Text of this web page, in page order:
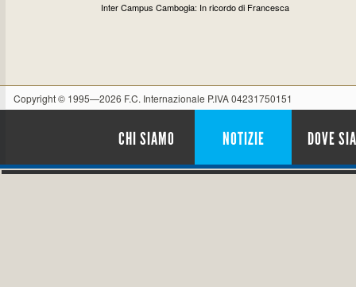
Inter Campus Cambogia: In ricordo di Francesca
Copyright © 1995—2026 F.C. Internazionale P.IVA 04231750151
CHI SIAMO NOTIZIE DOVE